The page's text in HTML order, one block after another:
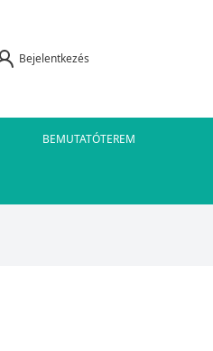
Bejelentkezés
BEMUTATÓTEREM